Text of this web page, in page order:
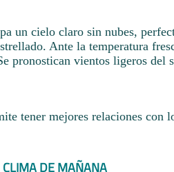
un cielo claro sin nubes,
Ante la temperatura
pronostican vientos ligeros del
tener mejores relaciones con
CLIMA DE MAÑANA